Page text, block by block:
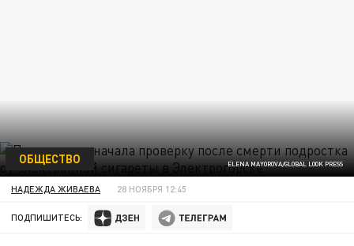
ELENA MAYOROVA/GLOBAL LOOK PRESS
ОБЩЕСТВО
НАДЕЖДА ЖИВАЕВА 28 НОЯБРЯ 12:45
ПОДПИШИТЕСЬ: